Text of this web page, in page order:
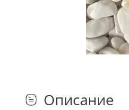
Описание